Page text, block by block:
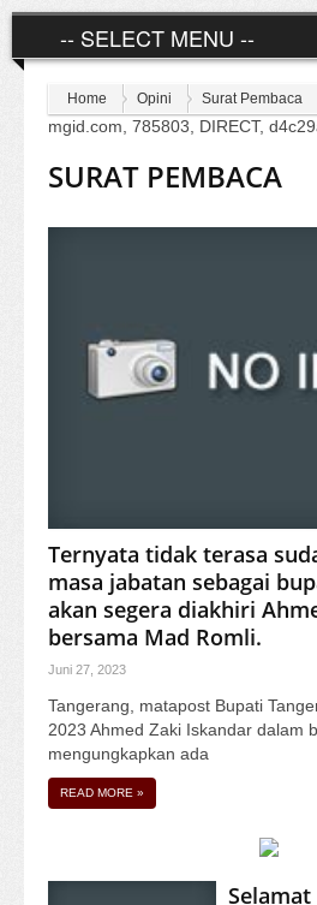
Home Opini Surat Pembaca
mgid.com, 785803, DIRECT,
SURAT PEMBACA
Ternyata tidak terasa
masa jabatan sebagai
akan segera diakhiri
bersama Mad Romli.
Juni 27, 2023
Tangerang, matapost Bupati
2023 Ahmed Zaki Iskandar dalam
mengungkapkan ada
READ MORE »